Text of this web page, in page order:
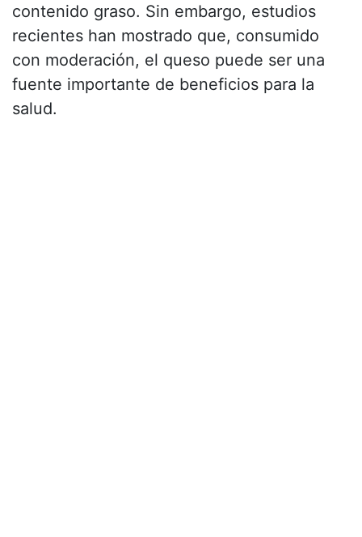
contenido graso. Sin embargo, estudios
recientes han mostrado que, consumido
con moderación, el queso puede ser una
fuente importante de beneficios para la
salud.